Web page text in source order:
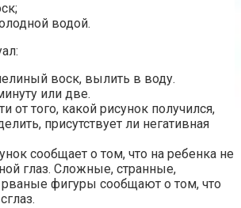
водой.
воск, вылить в воду.
или две.
от того, какой рисунок получился,
присутствует ли негативная
сообщает о том, что на ребенка не
глаз. Сложные, странные,
фигуры сообщают о том, что